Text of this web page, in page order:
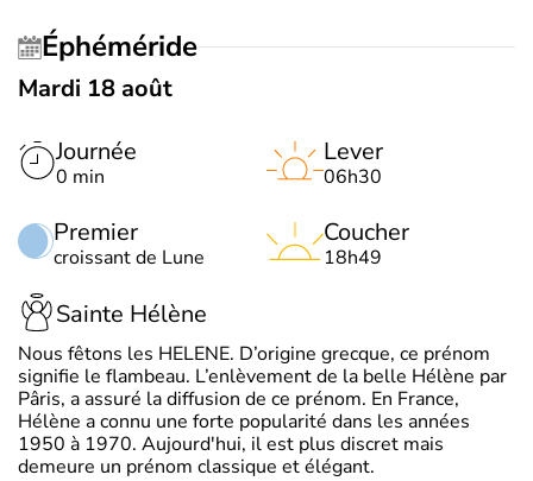
Éphéméride
Mardi 18 août
Journée
0 min
Premier
croissant de Lune
Lever
06h30
Coucher
18h49
Sainte Hélène
Nous fêtons les HELENE. D’origine grecque, ce prénom
signifie le flambeau. L’enlèvement de la belle Hélène par
Pâris, a assuré la diffusion de ce prénom. En France,
Hélène a connu une forte popularité dans les années
1950 à 1970. Aujourd'hui, il est plus discret mais
demeure un prénom classique et élégant.